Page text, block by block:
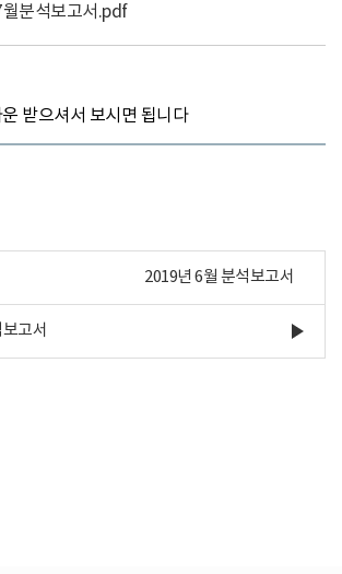
월분석보고서.pdf
받으셔서 보시면 됩니다
2019년 6월 분석보고서
고서